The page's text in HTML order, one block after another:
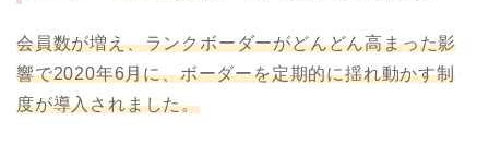
会員数が増え、ランクボーダーがどんどん高まった影
響で2020年6月に、ボーダーを定期的に揺れ動かす制
度が導入されました。